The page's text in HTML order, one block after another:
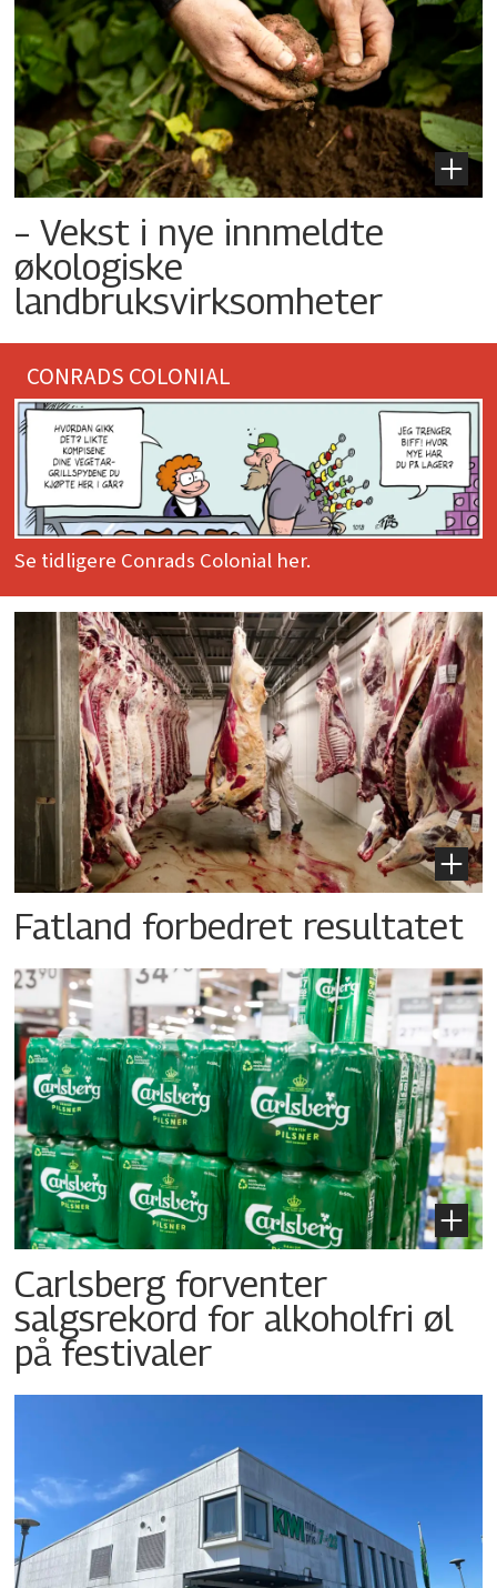
– Vekst i nye innmeldte
økologiske
landbruksvirksomheter
CONRADS COLONIAL
Se tidligere Conrads Colonial her.
Fatland forbedret resultatet
Carlsberg forventer
salgsrekord for alkoholfri øl
på festivaler